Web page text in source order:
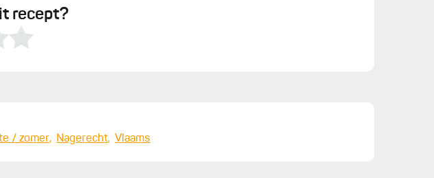
recept?
/ zomer Nagerecht Vlaams